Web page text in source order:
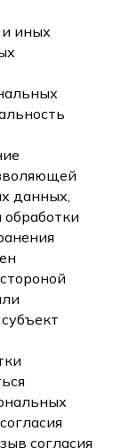
и иных
данных,
согласия